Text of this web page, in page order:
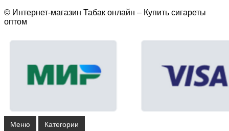
© Интернет-магазин Табак онлайн – Купить сигареты
оптом
Меню Категории